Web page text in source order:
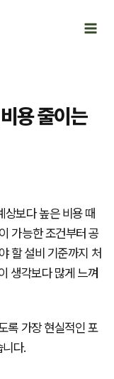
용 줄이는
보다 높은 비용 때
가능한 조건부터 공
할 설비 기준까지 처
생각보다 많게 느껴
록 가장 현실적인 포
다.